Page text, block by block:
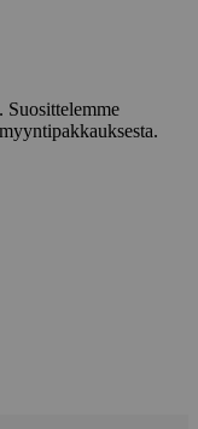
Suosittelemme